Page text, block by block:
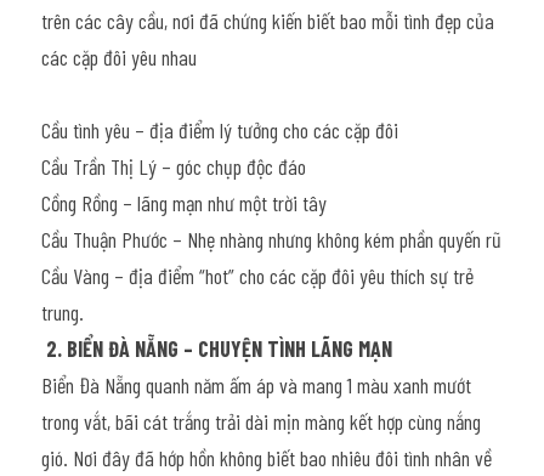
trên các cây cầu, nơi đã chứng kiến biết bao mỗi tình đẹp của
các cặp đôi yêu nhau
Cầu tình yêu – địa điểm lý tưởng cho các cặp đôi
Cầu Trần Thị Lý – góc chụp độc đáo
Cồng Rồng – lãng mạn như một trời tây
Cầu Thuận Phước – Nhẹ nhàng nhưng không kém phần quyến rũ
Cầu Vàng – địa điểm “hot” cho các cặp đôi yêu thích sự trẻ
trung.
2. BIỂN ĐÀ NẴNG – CHUYỆN TÌNH LÃNG MẠN
Biển Đà Nẵng quanh năm ấm áp và mang 1 màu xanh mướt
trong vắt, bãi cát trắng trải dài mịn màng kết hợp cùng nắng
gió. Nơi đây đã hớp hồn không biết bao nhiêu đôi tình nhân về